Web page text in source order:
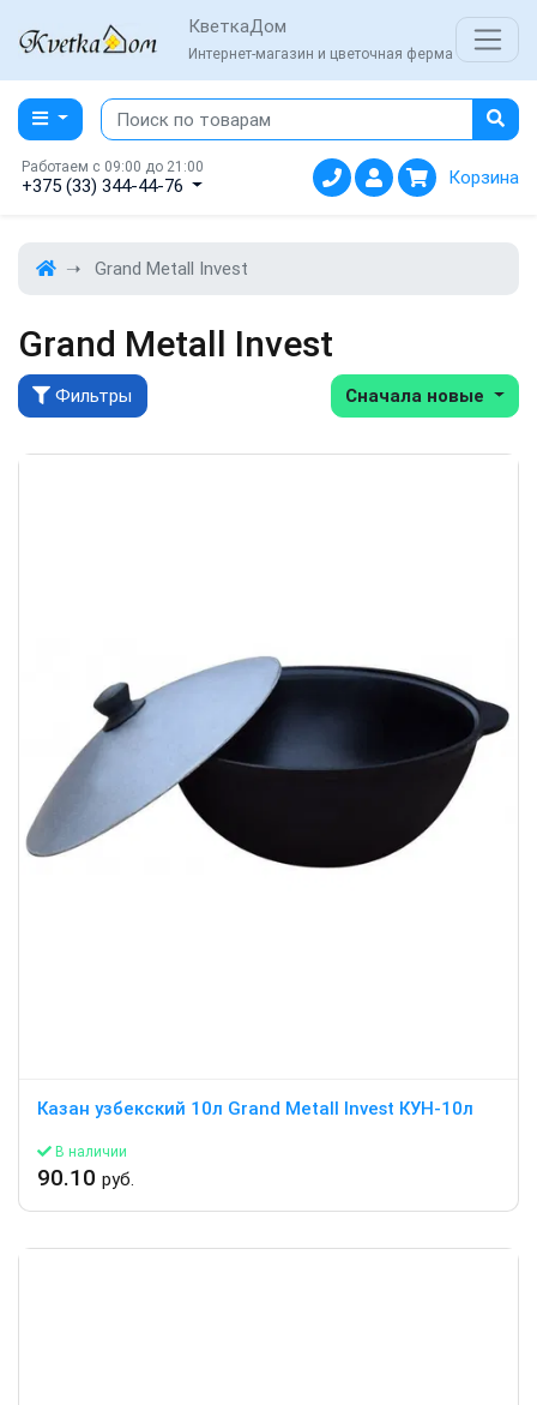
КветкаДом
Интернет-магазин и цветочная ферма
Работаем с 09:00 до 21:00
+375 (33) 344-44-76 Корзина
Grand Metall Invest
Grand Metall Invest
Фильтры Сначала новые
Казан узбекский 10л Grand Metall Invest КУН-10л
В наличии
90.10 руб.